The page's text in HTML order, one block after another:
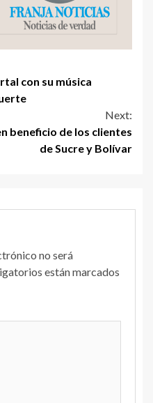
con su música
Next:
beneficio de los clientes
de Sucre y Bolívar
no será
están marcados